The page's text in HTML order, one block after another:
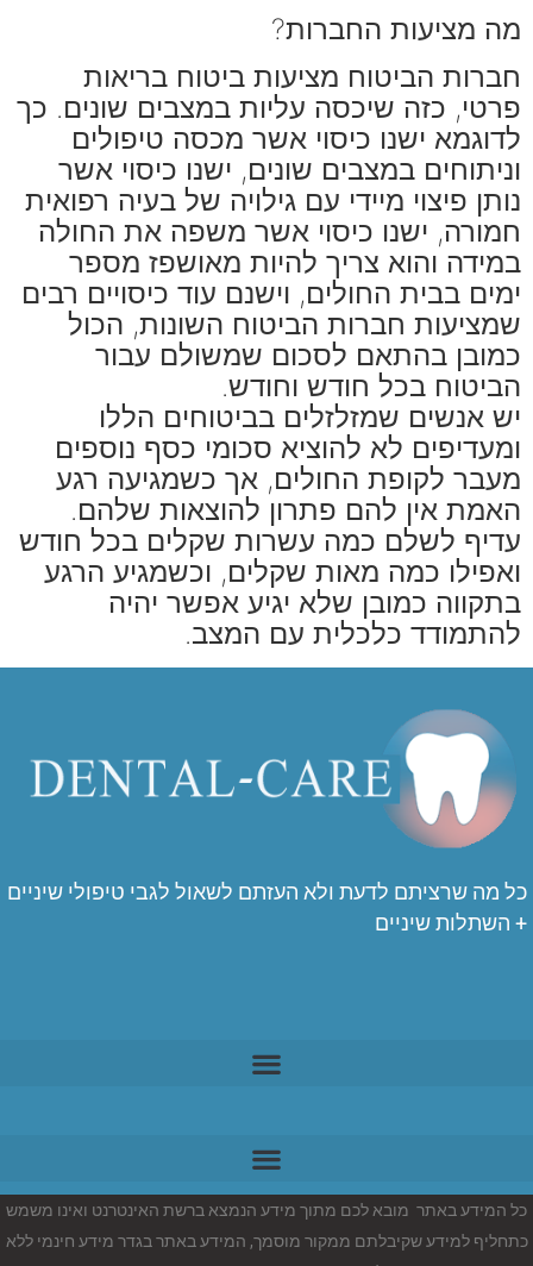
מה מציעות החברות?
חברות הביטוח מציעות ביטוח בריאות
פרטי, כזה שיכסה עליות במצבים שונים. כך
לדוגמא ישנו כיסוי אשר מכסה טיפולים
וניתוחים במצבים שונים, ישנו כיסוי אשר
נותן פיצוי מיידי עם גילויה של בעיה רפואית
חמורה, ישנו כיסוי אשר משפה את החולה
במידה והוא צריך להיות מאושפז מספר
ימים בבית החולים, וישנם עוד כיסויים רבים
שמציעות חברות הביטוח השונות, הכול
כמובן בהתאם לסכום שמשולם עבור
הביטוח בכל חודש וחודש.
יש אנשים שמזלזלים בביטוחים הללו
ומעדיפים לא להוציא סכומי כסף נוספים
מעבר לקופת החולים, אך כשמגיעה רגע
האמת אין להם פתרון להוצאות שלהם.
עדיף לשלם כמה עשרות שקלים בכל חודש
ואפילו כמה מאות שקלים, וכשמגיע הרגע
בתקווה כמובן שלא יגיע אפשר יהיה
להתמודד כלכלית עם המצב.
כל מה שרציתם לדעת ולא העזתם לשאול לגבי טיפולי שיניים
+ השתלות שיניים
כל המידע באתר מובא לכם מתוך מידע הנמצא ברשת האינטרנט ואינו משמש
כתחליף למידע שקיבלתם ממקור מוסמך, המידע באתר בגדר מידע חינמי ללא